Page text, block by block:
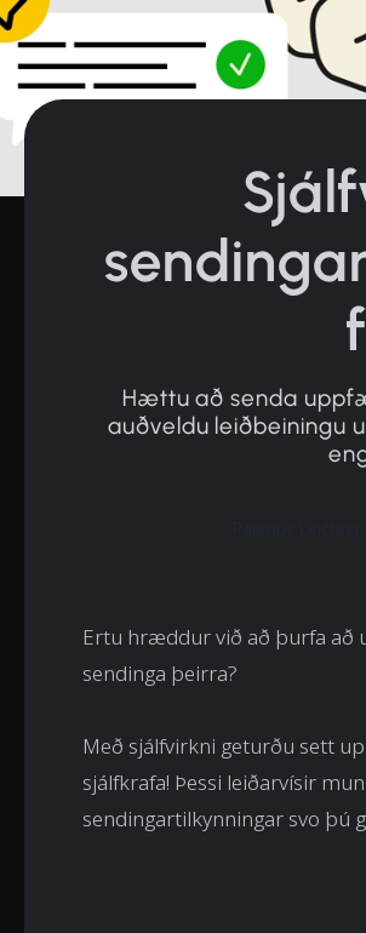
Hættu að senda
auðveldu leiðbeiningu
Ertu hræddur við að þurfa
sendinga þeirra?
Með sjálfvirkni geturðu sett
sjálfkrafa! Þessi leiðarvísir
sendingartilkynningar svo þú